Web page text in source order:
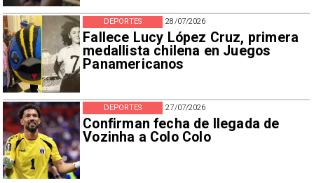
28/07/2026
Fallece Lucy López Cruz, primera
medallista chilena en Juegos
Panamericanos
DEPORTES
27/07/2026
Confirman fecha de llegada de
Vozinha a Colo Colo
DEPORTES